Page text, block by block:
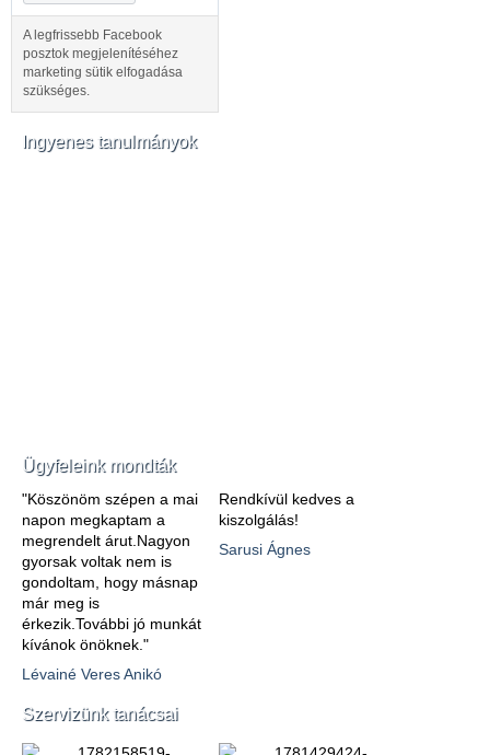
A legfrissebb Facebook
posztok megjelenítéséhez
marketing sütik elfogadása
szükséges.
Ingyenes tanulmányok
Ügyfeleink mondták
"Köszönöm szépen a mai
napon megkaptam a
megrendelt árut.Nagyon
gyorsak voltak nem is
gondoltam, hogy másnap
már meg is
érkezik.További jó munkát
kívánok önöknek."
Lévainé Veres Anikó
Rendkívül kedves a
kiszolgálás!
Sarusi Ágnes
Szervizünk tanácsai